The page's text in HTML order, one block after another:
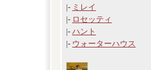
|- ミレイ
|- ロセッティ
|- ハント
|- ウォーターハウス